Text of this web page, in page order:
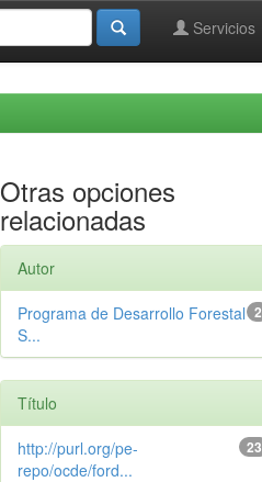
Servicios
Otras opciones
relacionadas
Autor
2
Programa de Desarrollo Forestal
S...
Título
23
http://purl.org/pe-
repo/ocde/ford...